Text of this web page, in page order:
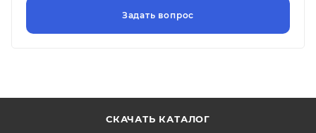
СКАЧАТЬ КАТАЛОГ